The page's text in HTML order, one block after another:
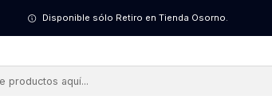
Disponible sólo Retiro en Tienda Osorno.